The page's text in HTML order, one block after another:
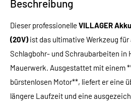
Beschreibung
Dieser professionelle VILLAGER
(20V)ist das ultimative Werkzeug für
Schlagbohr- und Schraubarbeiten in
Mauerwerk. Ausgestattet mit einem
bürstenlosen Motor**, liefert er eine
längere Laufzeit und eine